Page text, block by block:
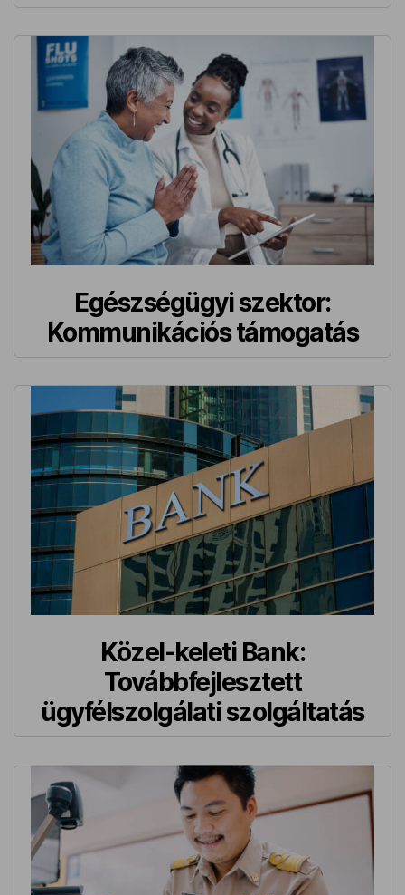
Egészségügyi szektor:
Kommunikációs támogatás
Közel-keleti Bank:
Továbbfejlesztett
ügyfélszolgálati szolgáltatás